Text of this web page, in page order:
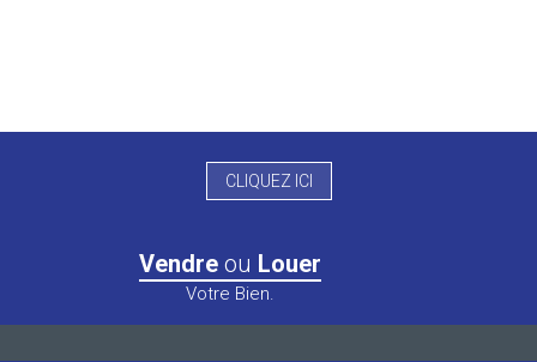
CLIQUEZ ICI
Vendre ou Louer
Votre Bien.